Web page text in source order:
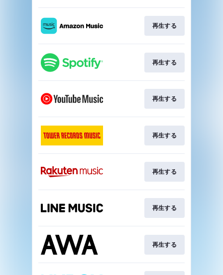
再生する
再生する
再生する
再生する
再生する
再生する
再生する